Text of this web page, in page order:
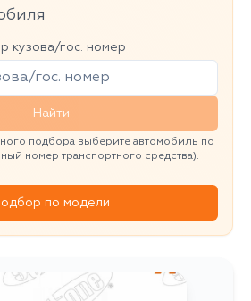
кузова/гос. номер
Найти
подбора выберите автомобиль по
номер транспортного средства).
по модели